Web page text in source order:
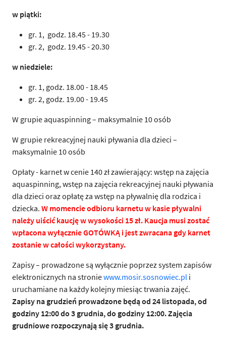
w piątki:
gr. 1, godz. 18.45 - 19.30
gr. 2, godz. 19.45 - 20.30
w niedziele:
gr. 1, godz. 18.00 - 18.45
gr. 2, godz. 19.00 - 19.45
W grupie aquaspinning – maksymalnie 10 osób
W grupie rekreacyjnej nauki pływania dla dzieci –
maksymalnie 10 osób
Opłaty - karnet w cenie 140 zł zawierający: wstęp na zajęcia
aquaspinning, wstęp na zajęcia rekreacyjnej nauki pływania
dla dzieci oraz opłatę za wstęp na pływalnię dla rodzica i
dziecka. W momencie odbioru karnetu w kasie pływalni
należy uiścić kaucję w wysokości 15 zł. Kaucja musi zostać
wpłacona wyłącznie GOTÓWKĄ i jest zwracana gdy karnet
zostanie w całości wykorzystany.
Zapisy – prowadzone są wyłącznie poprzez system zapisów
elektronicznych na stroniewww.mosir.sosnowiec.pl i
uruchamiane na każdy kolejny miesiąc trwania zajęć.
Zapisy na grudzień prowadzone będą od 24 listopada, od
godziny 12:00 do 3 grudnia, do godziny 12:00. Zajęcia
grudniowe rozpoczynają się 3 grudnia.